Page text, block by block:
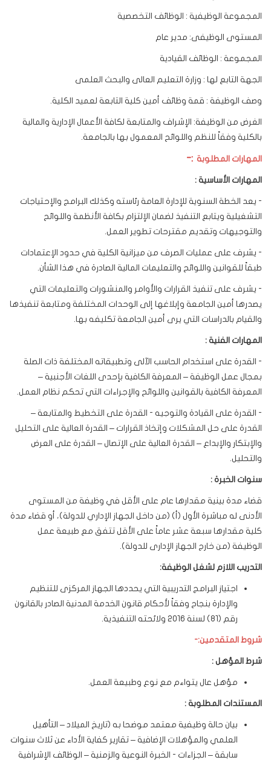
المجموعة الوظيفية : الوظائف التخصصية
المستوى الوظيفى: مدير عام
المجموعة : الوظائف القيادية
الجهة التابع لها : وزارة التعليم العالى والبحث العلمى
وصف الوظيفة : قمة وظائف أمين كلية التابعة لعميد الكلية.
الغرض من الوظيفة: الإشراف والمتابعة لكافة الأعمال الإدارية والمالية
بالكلية وفقاً للنظم واللوائح المعمول بها بالجامعة.
المهارات المطلوبة :-
المهارات الأساسية :
- يعد الخطة السنوية للإدارة العامة رئاسته وكذلك البرامج والإحتياجات
التشغيلية ويتابع التنفيذ لضمان الإلتزام بكافة الأنظمة واللوائح
والتوجيهات وتقديم مقترحات تطوير العمل.
- يشرف على عمليات الصرف من ميزانية الكلية في حدود الإعتمادات
طبقاً للقوانين واللوائح والتعليمات المالية الصادرة في هذا الشأن.
- يشرف على تنفيذ القرارات والأوامر والمنشورات والتعليمات التي
يصدرها أمين الجامعة وإبلاغها إلى الوحدات المختلفة ومتابعة تنفيذها
والقيام بالدراسات التي يرى أمين الجامعة تكليفه بها.
المهارات الفنية :
- القدرة على استخدام الحاسب الآلى وتطبيقاته المختلفة ذات الصلة
بمجال عمل الوظيفة – المعرفة الكافية بإحدى اللغات الأجنبية –
المعرفة الكافية بالقوانين واللوائح والإجراءات التي تحكم نظام العمل.
- القدرة على القيادة والتوجيه - القدرة على التخطيط والمتابعة –
القدرة على حل المشكلات وإتخاذ القرارات – القدرة العالية على التحليل
والإبتكار والإبداع – القدرة العالية على الإتصال – القدرة على العرض
والتحليل.
سنوات الخبرة :
قضاء مدة بينية مقدارها عام على الأقل في وظيفة من المستوى
الأدنى له مباشرة الأول (أ) (من داخل الجهاز الإداري للدولة)، أو قضاء مدة
كلية مقدارها سبعة عشر عاماً على الأقل تتفق مع طبيعة عمل
الوظيفة (من خارج الجهاز الإدارى للدولة).
التدريب اللازم لشغل الوظيفة:
اجتياز البرامج التدريبية التي يحددها الجهاز المركزى للتنظيم
والإدارة بنجاح وفقاً لأحكام قانون الخدمة المدنية الصادر بالقانون
رقم (81) لسنة 2016 ولائحته التنفيذية.
شروط المتقدمين:-
شرط المؤهل :
مؤهل عال يتواءم مع نوع وطبيعة العمل.
المستندات المطلوبة :
بيان حالة وظيفية معتمد موضحا به (تاريخ الميلاد – التأهيل
العلمي والمؤهلات الإضافية – تقارير كفاية الأداء عن ثلاث سنوات
سابقة – الجزاءات - الخبرة النوعية والزمنية – الوظائف الإشرافية